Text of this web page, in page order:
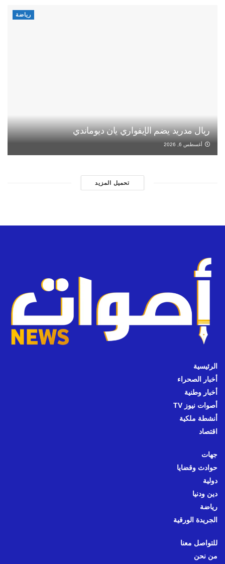
رياضة
ريال مدريد يضم الإيفواري يان ديوماندي
أغسطس 6, 2026
تحميل المزيد
الرئيسية
أخبار الصحراء
أخبار وطنية
أصوات نيوز TV
أنشطة ملكية
اقتصاد
جهات
حوادث وقضايا
دولية
دين ودنيا
رياضة
الجريدة الورقية
للتواصل معنا
من نحن